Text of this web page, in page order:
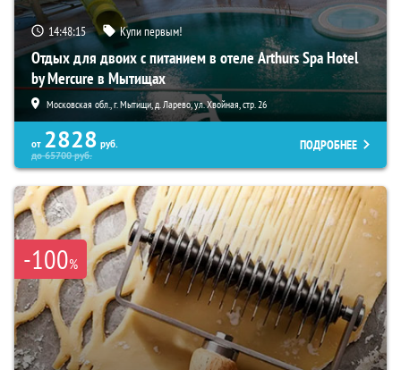
14:48:14 Купи первым!
Отдых для двоих с питанием в отеле Arthurs Spa Hotel
by Mercure в Мытищах
Московская обл., г. Мытищи, д. Ларево, ул. Хвойная, стр. 26
от 2828 руб.
до65700руб.
ПОДРОБНЕЕ
-100%